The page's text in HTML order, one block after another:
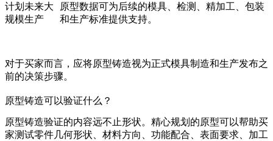
计划未来大
规模生产
原型数据可为后续的模具、检测、精加工、包装
和生产标准提供支持。
对于买家而言，应将原型铸造视为正式模具制造和生产发布之
前的决策步骤。
原型铸造可以验证什么？
原型铸造验证的内容远不止形状。精心规划的原型可以帮助买
家测试零件几何形状、材料方向、功能配合、表面要求、加工